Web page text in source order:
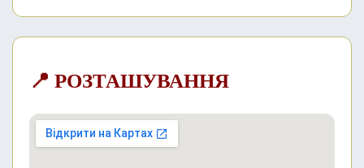
📍 РОЗТАШУВАННЯ